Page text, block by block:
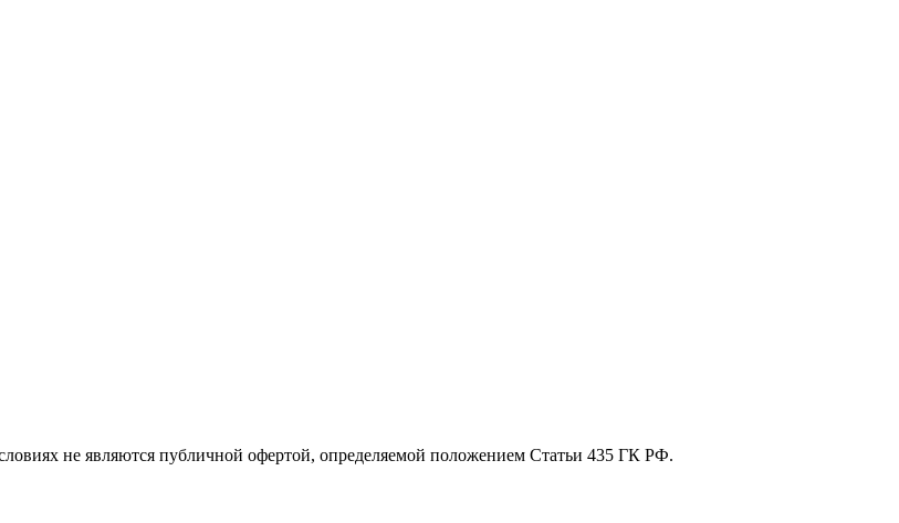
не являются публичной офертой, определяемой положением Статьи 435 ГК РФ.